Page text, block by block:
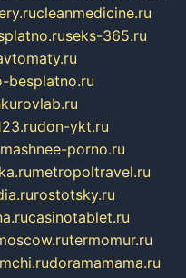
cleanmedicine.ru
seks-365.ru
besplatno.ru
don-ykt.ru
porno.ru
metropoltravel.ru
rostotsky.ru
casinotablet.ru
termomur.ru
doramamama.ru